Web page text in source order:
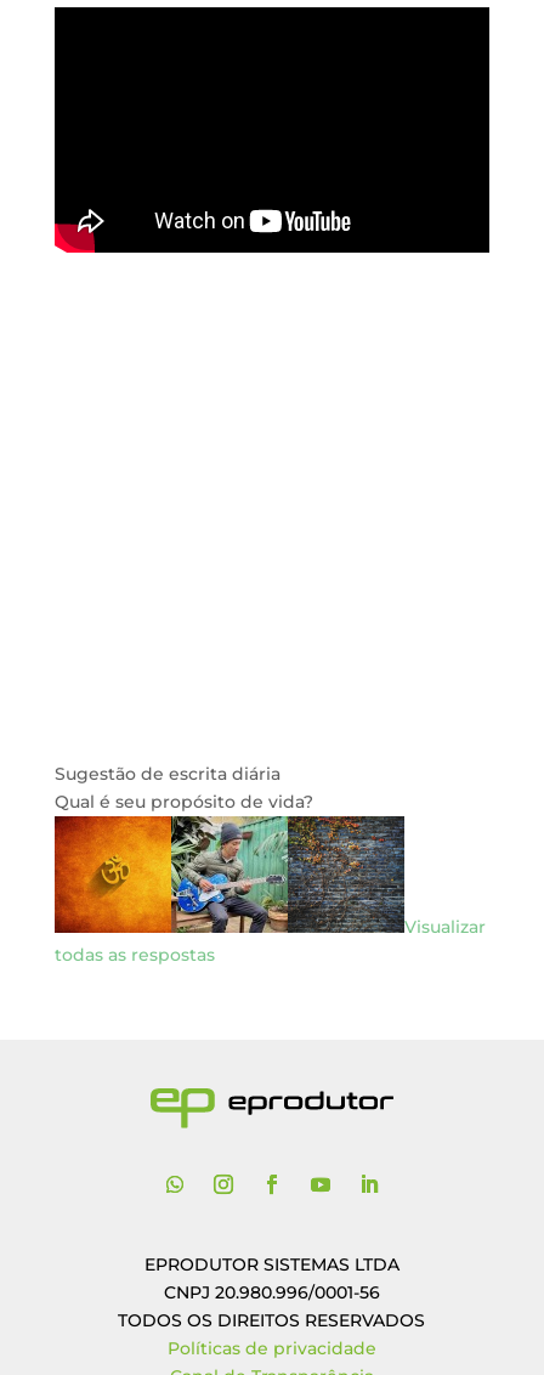
Sugestão de escrita diária
Qual é seu propósito de vida?
Visualizar
todas as respostas
EPRODUTOR SISTEMAS LTDA
CNPJ 20.980.996/0001-56
TODOS OS DIREITOS RESERVADOS
Políticas de privacidade